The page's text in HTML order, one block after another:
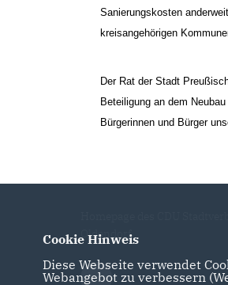
Sanierungskosten
kreisangehörigen
Der Rat der Stadt
Beteiligung an dem
Bürgerinnen und Bürger
Oldendorf
Cookie Hinweis
Diese Webseite verwendet
Webangebot zu verbessern